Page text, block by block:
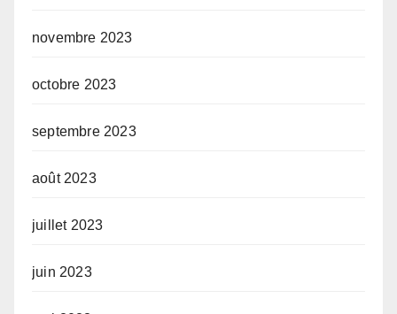
novembre 2023
octobre 2023
septembre 2023
août 2023
juillet 2023
juin 2023